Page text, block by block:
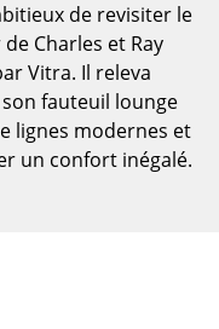
de revisiter le
Charles et Ray
Vitra. Il releva
fauteuil lounge
lignes modernes et
un confort inégalé.